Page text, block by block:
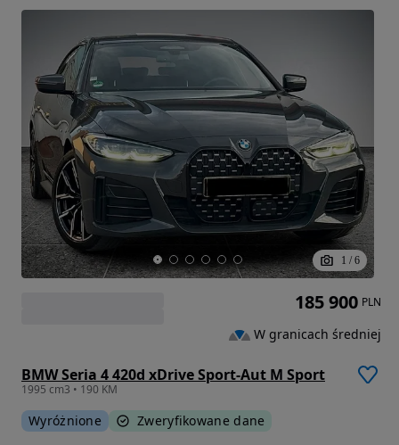
1 / 6
BMW Seria 4 420d xDrive Sport-Aut M Sport
1995 cm3 • 190 KM
Wyróżnione Zweryfikowane dane
185 900 PLN
W granicach średniej